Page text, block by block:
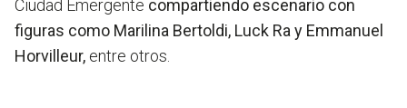
Ciudad Emergente compartiendo escenario con
figuras como Marilina Bertoldi, Luck Ra y Emmanuel
Horvilleur, entre otros.